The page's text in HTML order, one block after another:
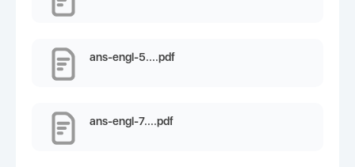
ans-engl-5....pdf
ans-engl-7....pdf